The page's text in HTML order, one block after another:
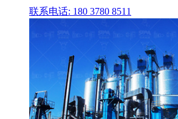
联系电话: 180 3780 8511